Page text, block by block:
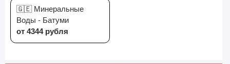
🇬🇪 Минеральные
Воды - Батуми
от 4344 рубля